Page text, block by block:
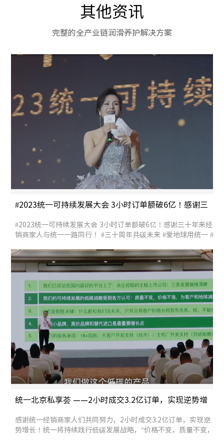
其他资讯
完整的全产业链润滑养护解决方案
#2023统一可持续发展大会 3小时订单额破6亿！感谢三
#2023统一可持续发展大会 3小时订单额破6亿！感谢三十年来经
销商家人与统一一路同行！ #三十周年共碳未来 #爱地球用统一 #
统一北京私享荟 ——2小时成交3.2亿订单，实现逆势增
感谢统一经销商家人们共同努力，2小时成交3.2亿订单，实现逆
势增长！统一将持续践行低碳发展战略，“价格不变，质量不变，